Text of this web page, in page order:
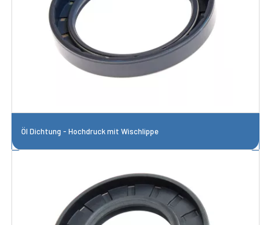
Öl Dichtung - Hochdruck mit Wischlippe